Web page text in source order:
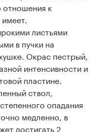
отношения к
листьями
в пучки на
Окрас пестрый,
интенсивности и
пластине.
ствол,
опадания
медленно, в
достигать 2